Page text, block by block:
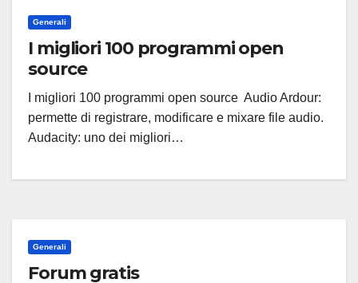
Generali
I migliori 100 programmi open
source
I migliori 100 programmi open source Audio Ardour:
permette di registrare, modificare e mixare file audio.
Audacity: uno dei migliori…
Generali
Forum gratis